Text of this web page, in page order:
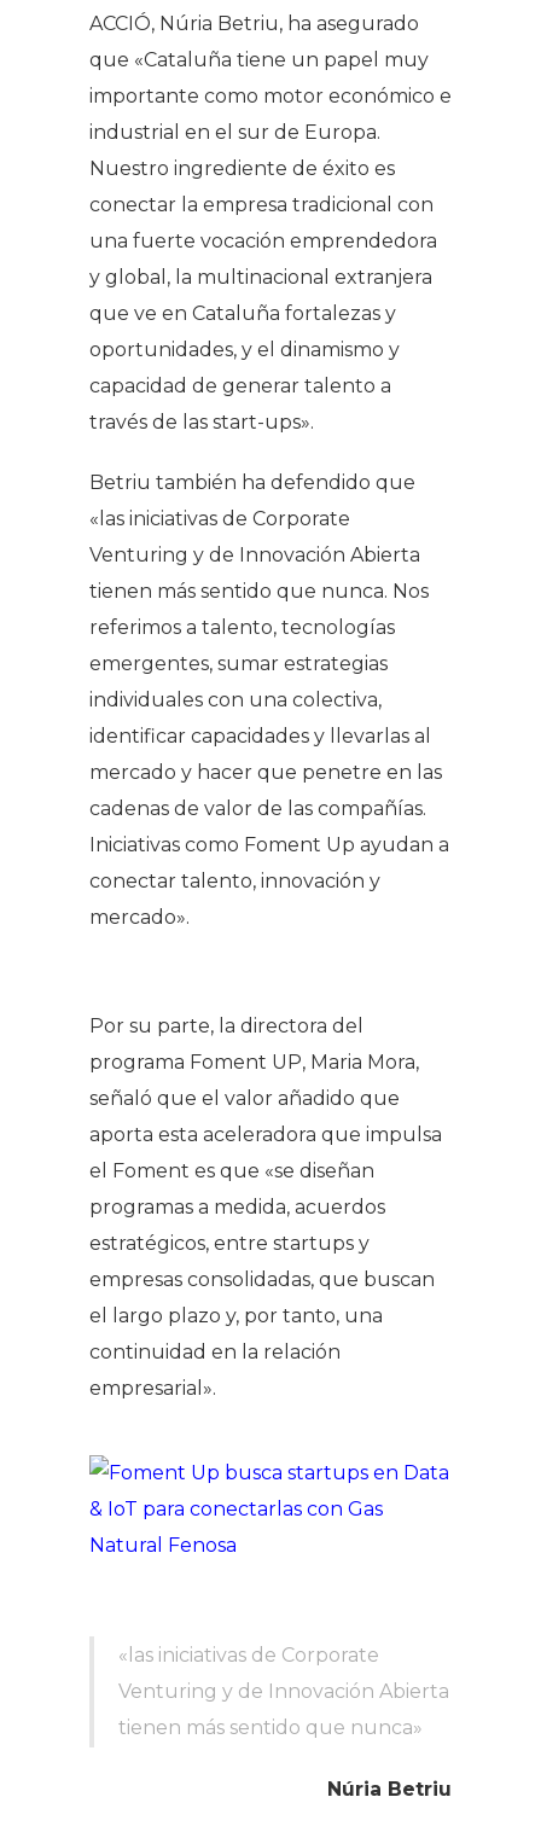
ACCIÓ, Núria Betriu, ha asegurado
que «Cataluña tiene un papel muy
importante como motor económico e
industrial en el sur de Europa.
Nuestro ingrediente de éxito es
conectar la empresa tradicional con
una fuerte vocación emprendedora
y global, la multinacional extranjera
que ve en Cataluña fortalezas y
oportunidades, y el dinamismo y
capacidad de generar talento a
través de las start-ups».
Betriu también ha defendido que
«las iniciativas de Corporate
Venturing y de Innovación Abierta
tienen más sentido que nunca. Nos
referimos a talento, tecnologías
emergentes, sumar estrategias
individuales con una colectiva,
identificar capacidades y llevarlas al
mercado y hacer que penetre en las
cadenas de valor de las compañías.
Iniciativas como Foment Up ayudan a
conectar talento, innovación y
mercado».
Por su parte, la directora del
programa Foment UP, Maria Mora,
señaló que el valor añadido que
aporta esta aceleradora que impulsa
el Foment es que «se diseñan
programas a medida, acuerdos
estratégicos, entre startups y
empresas consolidadas, que buscan
el largo plazo y, por tanto, una
continuidad en la relación
empresarial».
«las iniciativas de Corporate
Venturing y de Innovación Abierta
tienen más sentido que nunca»
Núria Betriu